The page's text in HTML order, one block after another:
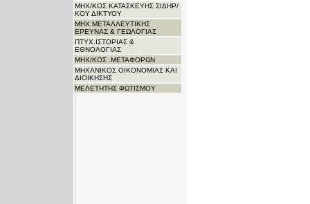
ΜΗΧ/ΚΟΣ ΚΑΤΑΣΚΕΥΗΣ ΣΙΔΗΡ/
ΚΟΥ ΔΙΚΤΥΟΥ
ΜΗΧ.ΜΕΤΑΛΛΕΥΤΙΚΗΣ
ΕΡΕΥΝΑΣ & ΓΕΩΛΟΓΙΑΣ
ΠΤΥΧ.ΙΣΤΟΡΙΑΣ &
ΕΘΝΟΛΟΓΙΑΣ
ΜΗΧ/ΚΟΣ .ΜΕΤΑΦΟΡΩΝ
ΜΗΧΑΝΙΚΟΣ ΟΙΚΟΝΟΜΙΑΣ ΚΑΙ
ΔΙΟΙΚΗΣΗΣ
ΜΕΛΕΤΗΤΗΣ ΦΩΤΙΣΜΟΥ